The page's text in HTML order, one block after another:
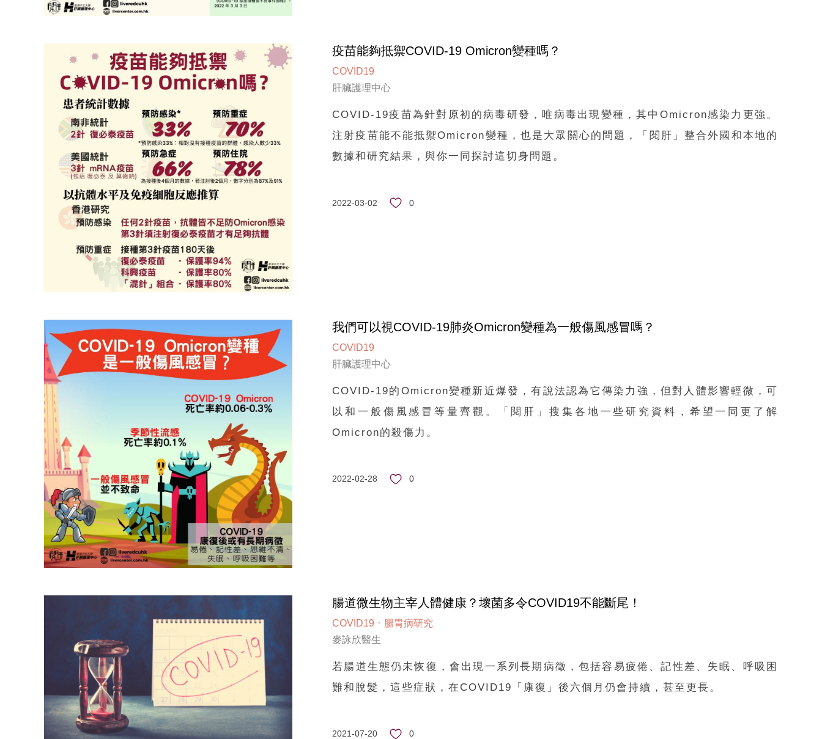
疫苗能夠抵禦COVID-19 Omicron變種嗎？
COVID19
肝臟護理中心
COVID-19疫苗為針對原初的病毒研發，唯病毒出現變種，其中Omicron感染力更強。
注射疫苗能不能抵禦Omicron變種，也是大眾關心的問題，「閱肝」整合外國和本地的
數據和研究結果，與你一同探討這切身問題。
2022-03-02 0
我們可以視COVID-19肺炎Omicron變種為一般傷風感冒嗎？
COVID19
肝臟護理中心
COVID-19的Omicron變種新近爆發，有說法認為它傳染力強，但對人體影響輕微，可
以和一般傷風感冒等量齊觀。「閱肝」搜集各地一些研究資料，希望一同更了解
Omicron的殺傷力。
2022-02-28 0
腸道微生物主宰人體健康？壞菌多令COVID19不能斷尾！
COVID19 · 腸胃病研究
麥詠欣醫生
若腸道生態仍未恢復，會出現一系列長期病徵，包括容易疲倦、記性差、失眠、呼吸困
難和脫髮，這些症狀，在COVID19「康復」後六個月仍會持續，甚至更長。
2021-07-20 0